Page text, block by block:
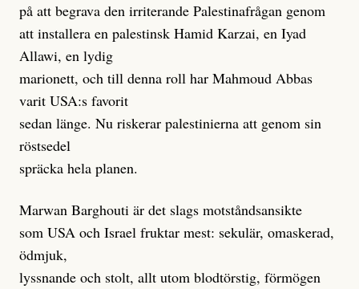
på att begrava den irriterande Palestinafrågan genom
att installera en palestinsk Hamid Karzai, en Iyad
Allawi, en lydig
marionett, och till denna roll har Mahmoud Abbas
varit USA:s favorit
sedan länge. Nu riskerar palestinierna att genom sin
röstsedel
spräcka hela planen.
Marwan Barghouti är det slags motståndsansikte
som USA och Israel fruktar mest: sekulär, omaskerad,
ödmjuk,
lyssnande och stolt, allt utom blodtörstig, förmögen